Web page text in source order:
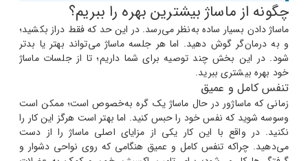
چگونه از ماساژ بیشترین بهره را ببریم؟
ماساژ دادن بسیار ساده به‌نظر می‌رسد. در این حد که فقط دراز بکشید؛
و به درمان‌گر گوش دهید. اما هر جلسه ماساژ می‌تواند بهتر یا بدتر
شود. در این بخش چند توصیه برای شما داریم؛ تا از جلسات ماساژ
خود بهره بیشتری ببرید.
تنفس کامل و عمیق
زمانی که ماساژور در حال ماساژ یک گره به‌خصوص است؛ ممکن است
وسوسه شوید که نفس خود را حبس کنید. اما بهتر است هرگز این کار را
نکنید. در واقع با این کار یکی از مزایای اصلی ماساژ را از دست
می‌دهید. چراکه تنفس کامل و عمیق هنگامی که روی نواحی دشوار و